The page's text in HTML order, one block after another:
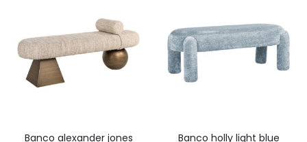
banco alexander jones banco holly light blue